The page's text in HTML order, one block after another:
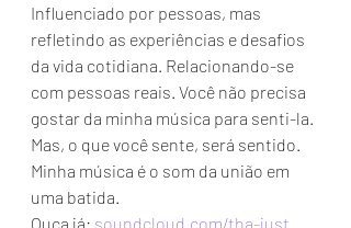
Influenciado por pessoas, mas
refletindo as experiências e desafios
da vida cotidiana. Relacionando-se
com pessoas reais. Você não precisa
gostar da minha música para senti-la.
Mas, o que você sente, será sentido.
Minha música é o som da união em
uma batida.
Ouça já: soundcloud.com/tha-just